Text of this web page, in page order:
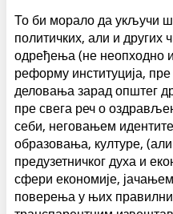
То би морало да укључи
политичких, али и других
одређења (не неопходно
реформу институција,
деловања зарад општег
пре свега реч о
себи, неговањем
образовања, културе,
предузетничког духа и
сфери економије,
поверења у њих